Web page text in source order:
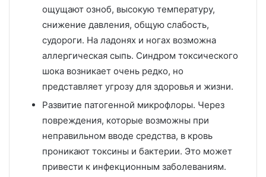
ощущают озноб, высокую температуру,
снижение давления, общую слабость,
судороги. На ладонях и ногах возможна
аллергическая сыпь. Синдром токсического
шока возникает очень редко, но
представляет угрозу для здоровья и жизни.
Развитие патогенной микрофлоры. Через
повреждения, которые возможны при
неправильном вводе средства, в кровь
проникают токсины и бактерии. Это может
привести к инфекционным заболеваниям.